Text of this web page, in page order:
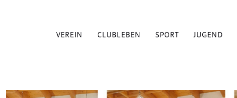
VEREIN CLUBLEBEN SPORT JUGEND